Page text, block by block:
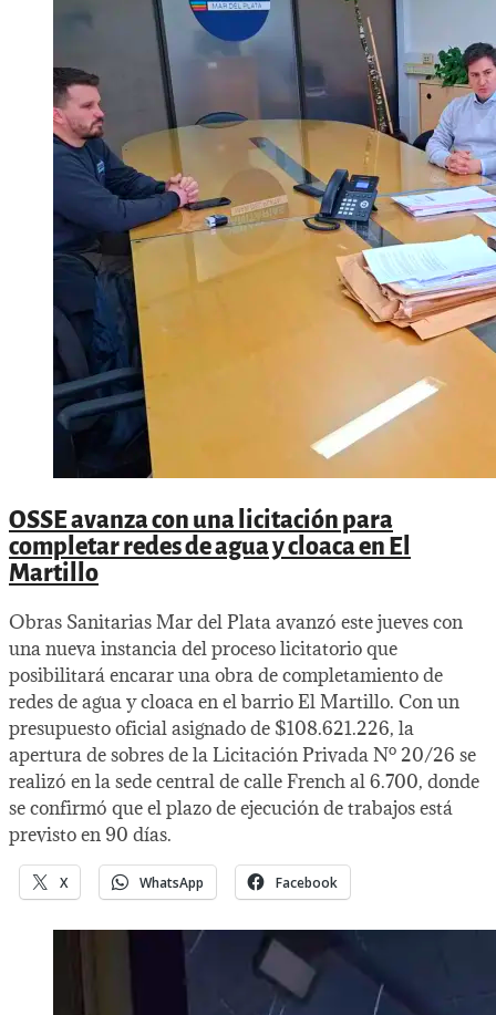
OSSE avanza con una licitación para
completar redes de agua y cloaca en El
Martillo
Obras Sanitarias Mar del Plata avanzó este jueves con
una nueva instancia del proceso licitatorio que
posibilitará encarar una obra de completamiento de
redes de agua y cloaca en el barrio El Martillo. Con un
presupuesto oficial asignado de $108.621.226, la
apertura de sobres de la Licitación Privada Nº 20/26 se
realizó en la sede central de calle French al 6.700, donde
se confirmó que el plazo de ejecución de trabajos está
previsto en 90 días.
X WhatsApp Facebook